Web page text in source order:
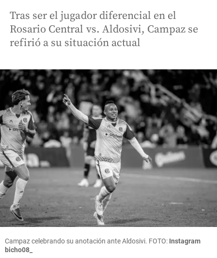
Tras ser el jugador diferencial en el
Rosario Central vs. Aldosivi, Campaz se
refirió a su situación actual
Campaz celebrando su anotación ante Aldosivi. FOTO: Instagram
bicho08_